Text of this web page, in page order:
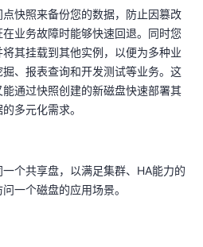
快照来备份您的数据，防止因篡改
业务故障时能够快速回退。同时您
其挂载到其他实例，以便为多种业
、报表查询和开发测试等业务。这
通过快照创建的新磁盘快速部署其
多元化需求。
个共享盘，以满足集群、 HA能力的
一个磁盘的应用场景。